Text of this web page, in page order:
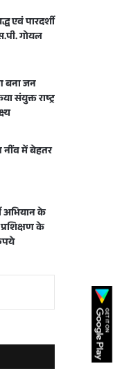
एवं पारदर्शी
गोयल
बना जन
संयुक्त राष्ट्र
में बेहतर
अभियान के
के